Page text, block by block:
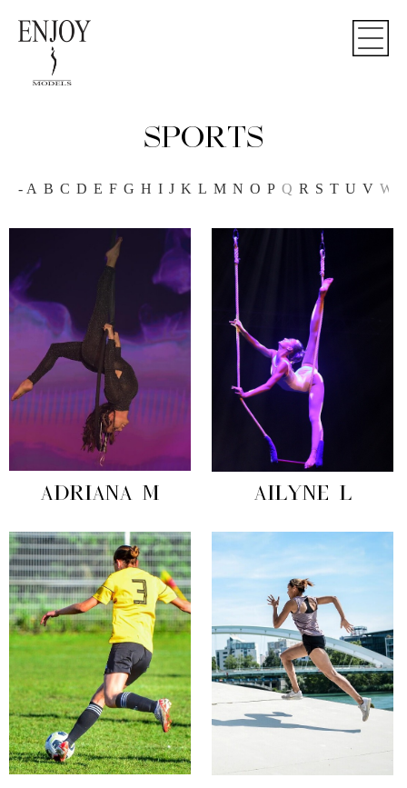
SPORTS
- A B C D E F G H I J K L M N O P Q R S T U V W
ADRIANA M AILYNE L